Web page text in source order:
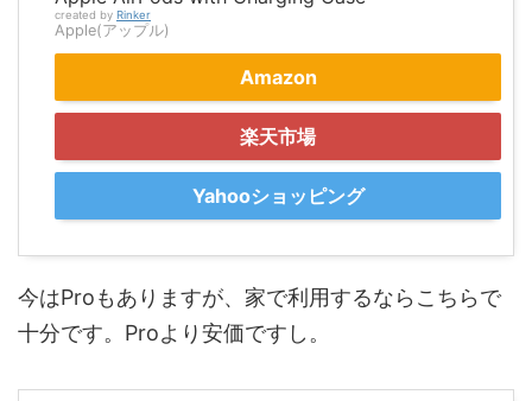
created by Rinker
Apple(アップル)
Amazon
楽天市場
Yahooショッピング
今はProもありますが、家で利用するならこちらで
十分です。Proより安価ですし。